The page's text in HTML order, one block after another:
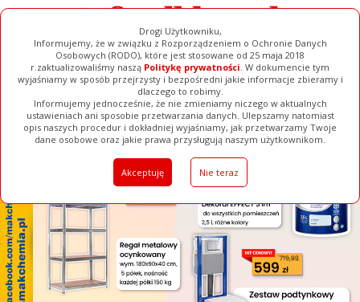
Drogi Użytkowniku,
Informujemy, że w związku z Rozporządzeniem o Ochronie Danych
Osobowych (RODO), które jest stosowane od 25 maja 2018
r.zaktualizowaliśmy naszą Politykę prywatności. W dokumencie tym
wyjaśniamy w sposób przejrzysty i bezpośredni jakie informacje zbieramy i
dlaczego to robimy.
Informujemy jednocześnie, że nie zmieniamy niczego w aktualnych
ustawieniach ani sposobie przetwarzania danych. Ulepszamy natomiast
opis naszych procedur i dokładniej wyjaśniamy, jak przetwarzamy Twoje
dane osobowe oraz jakie prawa przysługują naszym użytkownikom.
Akceptuję Nie teraz
[ ZAMKNIJ ]
Ogłoszenia Filmy Galerie Baza Firm Pełna Wersja